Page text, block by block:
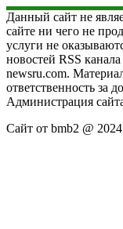
Данный сайт не
сайте ни чего не
услуги не
новостей RSS
newsru.com.
ответственность за
Администрация
Сайт от bmb2 @ 2024